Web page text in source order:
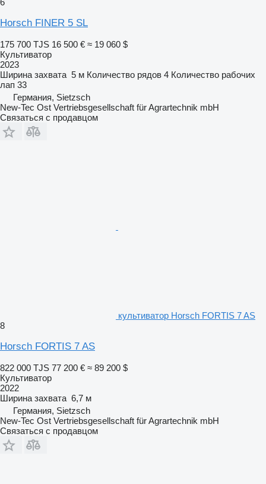
6
Horsch FINER 5 SL
175 700 TJS 16 500 € ≈ 19 060 $
Культиватор
2023
Ширина захвата 5 м Количество рядов 4 Количество рабочих
лап 33
Германия, Sietzsch
New-Tec Ost Vertriebsgesellschaft für Agrartechnik mbH
Связаться с продавцом
культиватор Horsch FORTIS 7 AS
8
Horsch FORTIS 7 AS
822 000 TJS 77 200 € ≈ 89 200 $
Культиватор
2022
Ширина захвата 6,7 м
Германия, Sietzsch
New-Tec Ost Vertriebsgesellschaft für Agrartechnik mbH
Связаться с продавцом